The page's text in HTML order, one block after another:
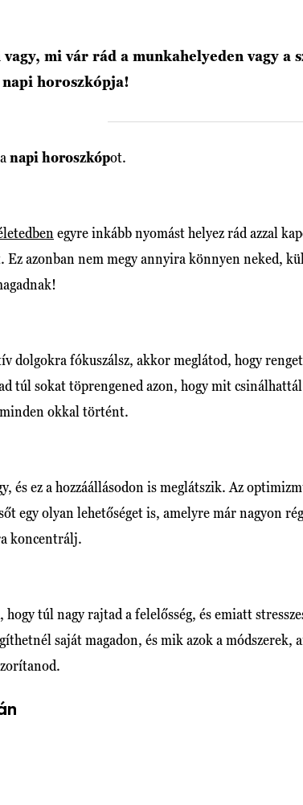
vagy, mi vár rád a munkahelyeden vagy a
napi horoszkópja!
napi horoszkópot.
egyre inkább nyomást helyez rád azzal
Ez azonban nem megy annyira könnyen neked,
dolgokra fókuszálsz, akkor meglátod, hogy
túl sokat töprengened azon, hogy mit
okkal történt.
és ez a hozzáállásodon is meglátszik. Az
egy olyan lehetőséget is, amelyre már nagyon
koncentrálj.
hogy túl nagy rajtad a felelősség, és emiatt
saját magadon, és mik azok a módszerek,